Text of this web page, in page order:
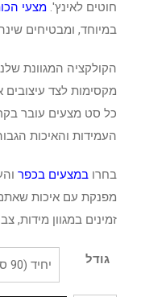
חוטים לאינץ'. מצעי
במיוחד, ומבטיחים
הקולקציה המגוונת
מקסימות לצד עיצובים
כל סט מצעים עובר
העמידות והאיכות
בחרו במצעים בכפר
מפנקת עם איכות שאתם
זמינים במגוון מידות,
גודל